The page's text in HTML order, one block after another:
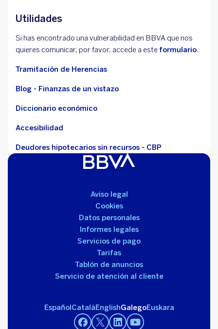
Utilidades
Si has encontrado una vulnerabilidad en BBVA que nos
quieres comunicar, por favor, accede a este formulario.
Tramitación de Herencias
Blog - Finanzas de un vistazo
Diccionario económico
Accesibilidad
Deudores hipotecarios sin recursos - CBP
Aviso legal
Cookies
Datos personales
Informes legales
Servicios de pago
Tarifas
Tablón de anuncios
Servicio de atención al cliente
EspañolCatalàEnglishGalegoEuskara